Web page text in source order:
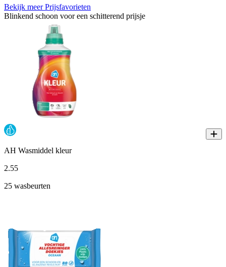
Bekijk meer Prijsfavorieten
Blinkend schoon voor een schitterend prijsje
AH Wasmiddel kleur
2.55
25 wasbeurten